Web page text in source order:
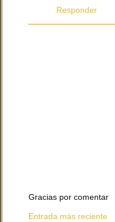
Responder
Gracias por comentar
Entrada más reciente